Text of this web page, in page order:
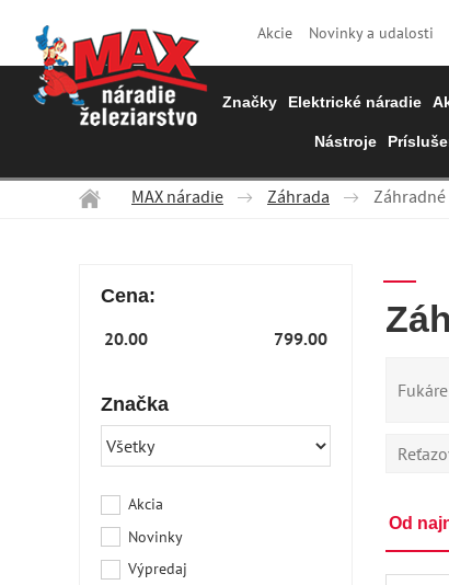
Akcie Novinky a udalosti
Značky Elektrické náradie
Nástroje
MAX náradie Záhrada
Cena:
Značka
Akcia
Novinky
Výpredaj
Od